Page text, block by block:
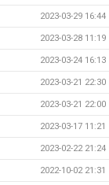
2023-03-29 16:44
2023-03-28 11:19
2023-03-24 16:13
2023-03-21 22:30
2023-03-21 22:00
2023-03-17 11:21
2023-02-22 21:24
2022-10-02 21:31